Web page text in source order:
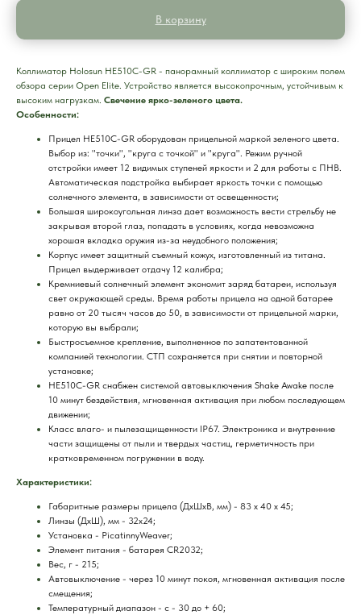
В корзину
Коллиматор Holosun HE510C-GR - панорамный коллиматор с широким полем
обзора серии Open Elite. Устройство является высокопрочным, устойчивым к
высоким нагрузкам. Свечение ярко-зеленого цвета.
Особенности:
Прицел HE510C-GR оборудован прицельной маркой зеленого цвета.
Выбор из: "точки", "круга с точкой" и "круга". Режим ручной
отстройки имеет 12 видимых ступеней яркости и 2 для работы с ПНВ.
Автоматическая подстройка выбирает яркость точки с помощью
солнечного элемента, в зависимости от освещенности;
Большая широкоугольная линза дает возможность вести стрельбу не
закрывая второй глаз, попадать в условиях, когда невозможна
хорошая вкладка оружия из-за неудобного положения;
Корпус имеет защитный съемный кожух, изготовленный из титана.
Прицел выдерживает отдачу 12 калибра;
Кремниевый солнечный элемент экономит заряд батареи, используя
свет окружающей среды. Время работы прицела на одной батарее
равно от 20 тысяч часов до 50, в зависимости от прицельной марки,
которую вы выбрали;
Быстросъемное крепление, выполненное по запатентованной
компанией технологии. СТП сохраняется при снятии и повторной
установке;
HE510C-GR снабжен системой автовыключения Shake Awake после
10 минут бездействия, мгновенная активация при любом последующем
движении;
Класс влаго- и пылезащищенности IP67. Электроника и внутренние
части защищены от пыли и твердых частиц, герметичность при
кратковременном погружении в воду.
Характеристики:
Габаритные размеры прицела (ДхШхВ, мм) - 83 x 40 x 45;
Линзы (ДхШ), мм - 32х24;
Установка - PicatinnyWeaver;
Элемент питания - батарея CR2032;
Вес, г - 215;
Автовыключение - через 10 минут покоя, мгновенная активация после
смещения;
Температурный диапазон - с - 30 до + 60;